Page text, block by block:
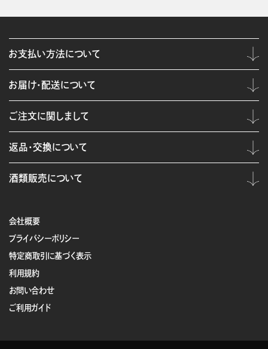
会社概要
プライバシーポリシー
特定商取引に基づく表示
利用規約
お問い合わせ
ご利用ガイド
お支払い方法について
お届け・配送について
ご注文に関しまして
返品・交換について
酒類販売について